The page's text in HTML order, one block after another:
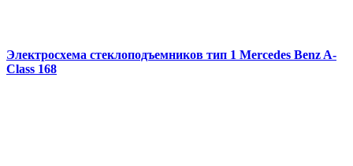
Электросхема стеклоподъемников тип 1 Mercedes Benz A-
Class 168